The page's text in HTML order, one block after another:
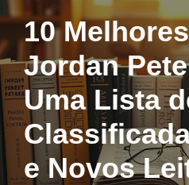
conteúdo
10
Jordan
Uma Lista
e Novos